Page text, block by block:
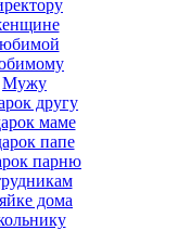
Мужу
другу
маме
папе
парню
дома